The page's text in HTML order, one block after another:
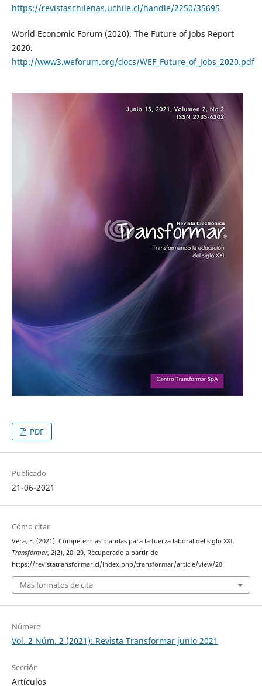
https://revistaschilenas.uchile.cl/handle/2250/35695
World Economic Forum (2020). The Future of Jobs Report
2020.
http://www3.weforum.org/docs/WEF_Future_of_Jobs_2020.pdf
PDF
Publicado
21-06-2021
Cómo citar
Vera, F. (2021). Competencias blandas para la fuerza laboral del siglo XXI.
Transformar, 2(2), 20–29. Recuperado a partir de
https://revistatransformar.cl/index.php/transformar/article/view/20
Más formatos de cita
Número
Vol. 2 Núm. 2 (2021): Revista Transformar junio 2021
Sección
Artículos